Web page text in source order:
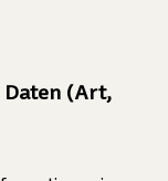
Daten (Art,